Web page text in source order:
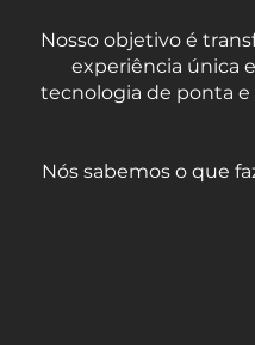
Nosso objetivo é
experiência única
tecnologia de ponta e
Nós sabemos o que